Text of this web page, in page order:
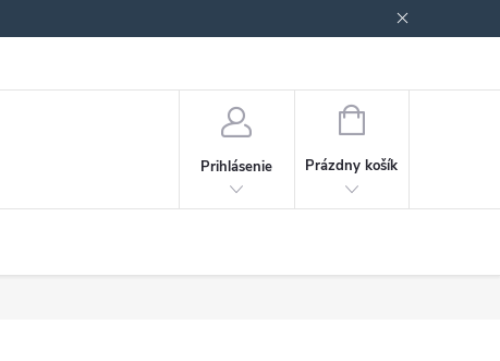
Prihlásenie
NÁKUPNÝ
Prázdny košík